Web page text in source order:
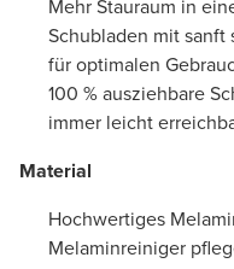
Mehr Stauraum in
Schubladen mit
für optimalen
100 % ausziehbare
immer leicht
Material
Hochwertiges
Melaminreiniger